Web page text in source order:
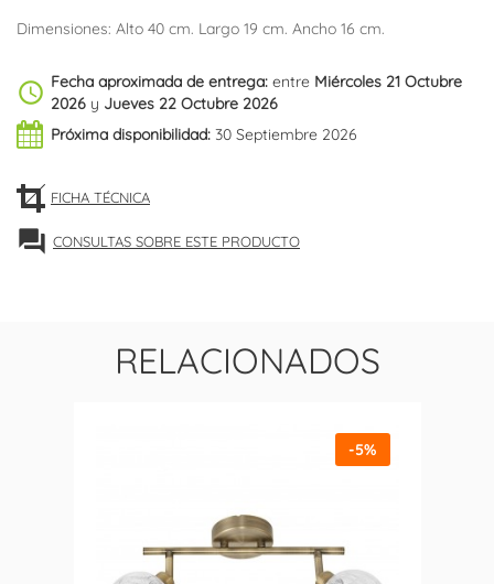
Dimensiones: Alto 40 cm. Largo 19 cm. Ancho 16 cm.
schedule Fecha aproximada de entrega: entre Miércoles 21 Octubre
2026 y Jueves 22 Octubre 2026
Próxima disponibilidad: 30 Septiembre 2026
FICHA TÉCNICA
forum CONSULTAS SOBRE ESTE PRODUCTO
RELACIONADOS
-5%